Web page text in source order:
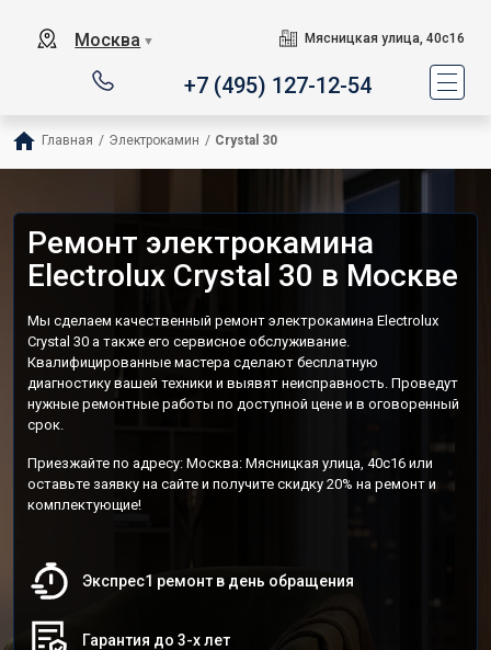
Москва ▼ Мясницкая улица, 40с16
+7 (495) 127-12-54
Главная / Электрокамин / Crystal 30
Ремонт электрокамина
Electrolux Crystal 30 в Москве
Мы сделаем качественный ремонт электрокамина Electrolux
Crystal 30 а также его сервисное обслуживание.
Квалифицированные мастера сделают бесплатную
диагностику вашей техники и выявят неисправность. Проведут
нужные ремонтные работы по доступной цене и в оговоренный
срок.
Приезжайте по адресу: Москва: Мясницкая улица, 40с16 или
оставьте заявку на сайте и получите скидку 20% на ремонт и
комплектующие!
Экспрес1 ремонт в день обращения
Гарантия до 3-х лет